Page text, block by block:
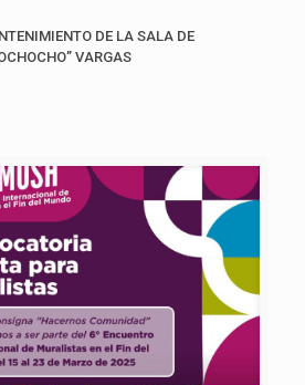
DE LA SALA DE
VARGAS